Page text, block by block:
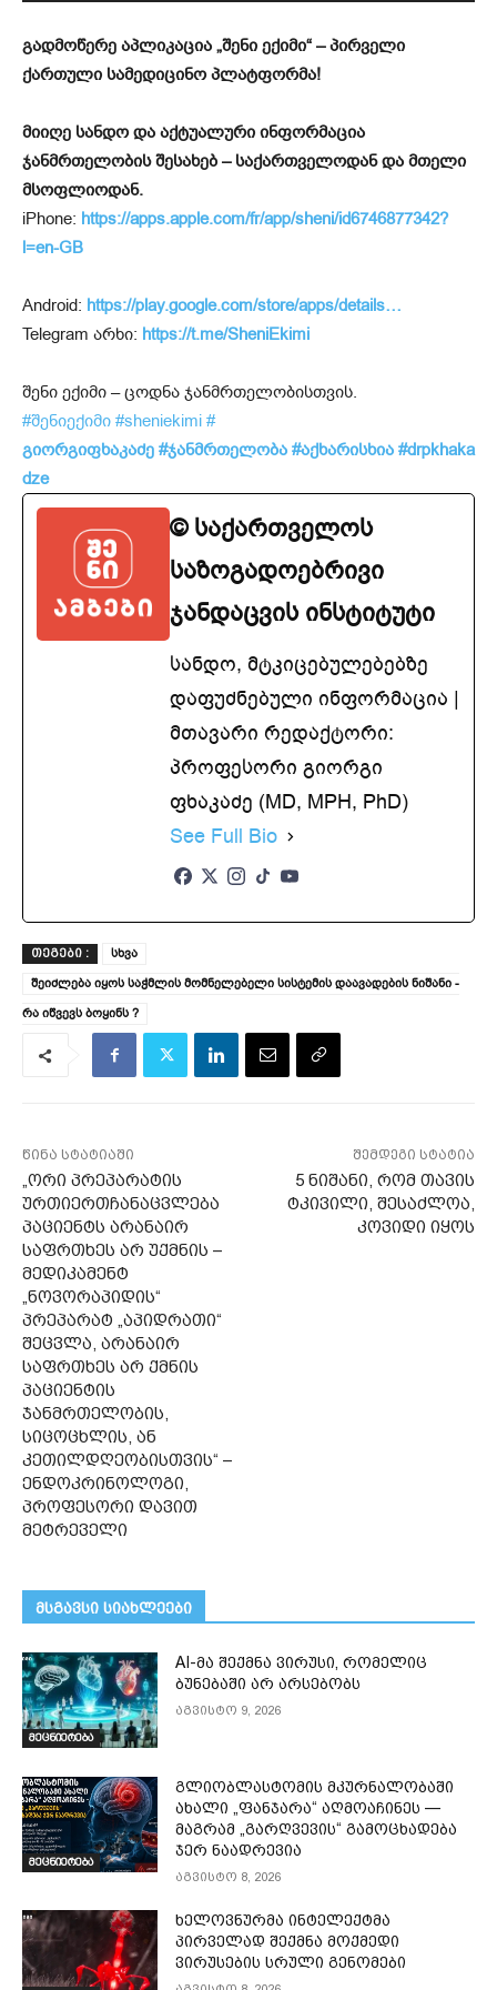
გადმოწერე აპლიკაცია „შენი ექიმი“ – პირველი
ქართული სამედიცინო პლატფორმა!
მიიღე სანდო და აქტუალური ინფორმაცია
ჯანმრთელობის შესახებ – საქართველოდან და მთელი
მსოფლიოდან.
iPhone: https://apps.apple.com/fr/app/sheni/id6746877342?
l=en-GB
Android: https://play.google.com/store/apps/details…
Telegram არხი: https://t.me/SheniEkimi
შენი ექიმი – ცოდნა ჯანმრთელობისთვის.
#შენიექიმი #sheniekimi #
გიორგიფხაკაძე #ჯანმრთელობა #აქხარისხია #drpkhaka
dze
© საქართველოს
საზოგადოებრივი
ჯანდაცვის ინსტიტუტი
სანდო, მტკიცებულებებზე
დაფუძნებული ინფორმაცია |
მთავარი რედაქტორი:
პროფესორი გიორგი
ფხაკაძე (MD, MPH, PhD)
See Full Bio
ᲗᲔᲒᲔᲑᲘ :
სხვა
შეიძლება იყოს საჭმლის მომნელებელი სისტემის დაავადების ნიშანი -
რა იწვევს ბოყინს ?
წინა სტატიაში
„ორი პრეპარატის
ურთიერთჩანაცვლება
პაციენტს არანაირ
საფრთხეს არ უქმნის –
მედიკამენტ
„ნოვორაპიდის“
პრეპარატ „აპიდრათი“
შეცვლა, არანაირ
საფრთხეს არ ქმნის
პაციენტის
ჯანმრთელობის,
სიცოცხლის, ან
კეთილდღეობისთვის“ –
ენდოკრინოლოგი,
პროფესორი დავით
მეტრეველი
შემდეგი სტატია
5 ნიშანი, რომ თავის
ტკივილი, შესაძლოა,
კოვიდი იყოს
მსგავსი სიახლეები
მეცნიერება
AI-მა შექმნა ვირუსი, რომელიც
ბუნებაში არ არსებობს
აგვისტო 9, 2026
მეცნიერება
გლიობლასტომის მკურნალობაში
ახალი „ფანჯარა“ აღმოაჩინეს —
მაგრამ „გარღვევის“ გამოცხადება
ჯერ ნაადრევია
აგვისტო 8, 2026
ხელოვნურმა ინტელექტმა
პირველად შექმნა მოქმედი
ვირუსების სრული გენომები